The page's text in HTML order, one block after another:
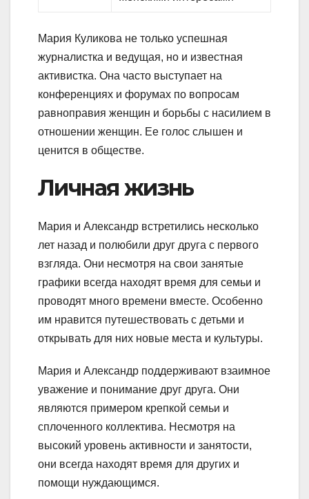
Мария Куликова не только успешная
журналистка и ведущая, но и известная
активистка. Она часто выступает на
конференциях и форумах по вопросам
равноправия женщин и борьбы с насилием в
отношении женщин. Ее голос слышен и
ценится в обществе.
Личная жизнь
Мария и Александр встретились несколько
лет назад и полюбили друг друга с первого
взгляда. Они несмотря на свои занятые
графики всегда находят время для семьи и
проводят много времени вместе. Особенно
им нравится путешествовать с детьми и
открывать для них новые места и культуры.
Мария и Александр поддерживают взаимное
уважение и понимание друг друга. Они
являются примером крепкой семьи и
сплоченного коллектива. Несмотря на
высокий уровень активности и занятости,
они всегда находят время для других и
помощи нуждающимся.